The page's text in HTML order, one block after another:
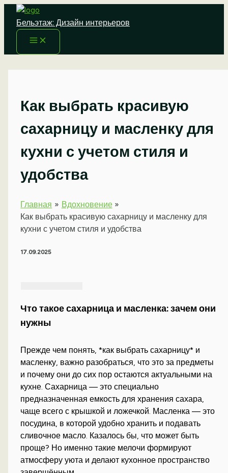
Перейти
содержимому
Бельэтаж: Дизайн интерьеров
Как выбрать красивую
сахарницу и масленку для
кухни с учетом стиля и
удобства
Главная
Вдохновение
Как выбрать красивую сахарницу и масленку для
кухни с учетом стиля и удобства
17.09.2025
Что такое сахарница и масленка: зачем они
нужны
Прежде чем понять, *как выбрать сахарницу* и
масленку, важно разобраться, что это за предметы
и почему они до сих пор остаются актуальными на
кухне. Сахарница — это специально
предназначенная емкость для хранения сахара,
чаще всего с крышкой и ложечкой. Масленка — это
посудина, в которой удобно хранить и подавать
сливочное масло. Казалось бы, что может быть
проще? Но именно такие мелочи формируют
атмосферу уюта и делают кухонное пространство